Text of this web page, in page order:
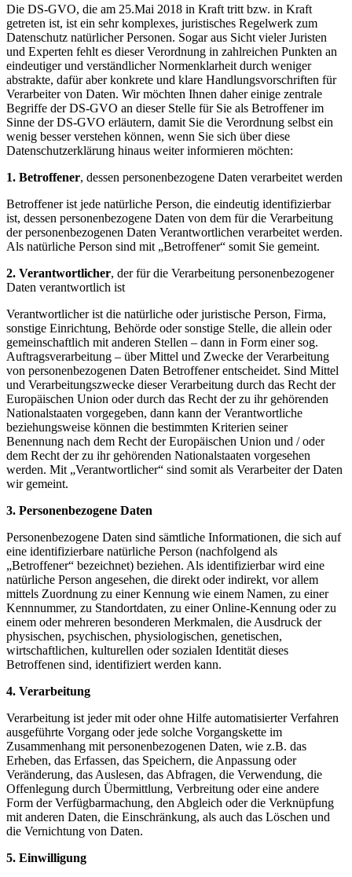
Die DS-GVO, die am 25.Mai 2018 in Kraft tritt bzw. in Kraft
getreten ist, ist ein sehr komplexes, juristisches Regelwerk zum
Datenschutz natürlicher Personen. Sogar aus Sicht vieler Juristen
und Experten fehlt es dieser Verordnung in zahlreichen Punkten an
eindeutiger und verständlicher Normenklarheit durch weniger
abstrakte, dafür aber konkrete und klare Handlungsvorschriften für
Verarbeiter von Daten. Wir möchten Ihnen daher einige zentrale
Begriffe der DS-GVO an dieser Stelle für Sie als Betroffener im
Sinne der DS-GVO erläutern, damit Sie die Verordnung selbst ein
wenig besser verstehen können, wenn Sie sich über diese
Datenschutzerklärung hinaus weiter informieren möchten:
1. Betroffener, dessen personenbezogene Daten verarbeitet werden
Betroffener ist jede natürliche Person, die eindeutig identifizierbar
ist, dessen personenbezogene Daten von dem für die Verarbeitung
der personenbezogenen Daten Verantwortlichen verarbeitet werden.
Als natürliche Person sind mit „Betroffener“ somit Sie gemeint.
2. Verantwortlicher, der für die Verarbeitung personenbezogener
Daten verantwortlich ist
Verantwortlicher ist die natürliche oder juristische Person, Firma,
sonstige Einrichtung, Behörde oder sonstige Stelle, die allein oder
gemeinschaftlich mit anderen Stellen – dann in Form einer sog.
Auftragsverarbeitung – über Mittel und Zwecke der Verarbeitung
von personenbezogenen Daten Betroffener entscheidet. Sind Mittel
und Verarbeitungszwecke dieser Verarbeitung durch das Recht der
Europäischen Union oder durch das Recht der zu ihr gehörenden
Nationalstaaten vorgegeben, dann kann der Verantwortliche
beziehungsweise können die bestimmten Kriterien seiner
Benennung nach dem Recht der Europäischen Union und / oder
dem Recht der zu ihr gehörenden Nationalstaaten vorgesehen
werden. Mit „Verantwortlicher“ sind somit als Verarbeiter der Daten
wir gemeint.
3. Personenbezogene Daten
Personenbezogene Daten sind sämtliche Informationen, die sich auf
eine identifizierbare natürliche Person (nachfolgend als
„Betroffener“ bezeichnet) beziehen. Als identifizierbar wird eine
natürliche Person angesehen, die direkt oder indirekt, vor allem
mittels Zuordnung zu einer Kennung wie einem Namen, zu einer
Kennnummer, zu Standortdaten, zu einer Online-Kennung oder zu
einem oder mehreren besonderen Merkmalen, die Ausdruck der
physischen, psychischen, physiologischen, genetischen,
wirtschaftlichen, kulturellen oder sozialen Identität dieses
Betroffenen sind, identifiziert werden kann.
4. Verarbeitung
Verarbeitung ist jeder mit oder ohne Hilfe automatisierter Verfahren
ausgeführte Vorgang oder jede solche Vorgangskette im
Zusammenhang mit personenbezogenen Daten, wie z.B. das
Erheben, das Erfassen, das Speichern, die Anpassung oder
Veränderung, das Auslesen, das Abfragen, die Verwendung, die
Offenlegung durch Übermittlung, Verbreitung oder eine andere
Form der Verfügbarmachung, den Abgleich oder die Verknüpfung
mit anderen Daten, die Einschränkung, als auch das Löschen und
die Vernichtung von Daten.
5. Einwilligung